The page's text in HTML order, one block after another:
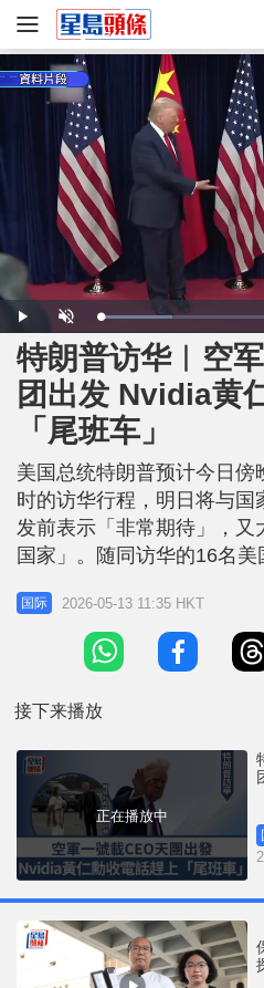
P
l
a
y
U
n
m
u
t
e
L
o
d
e
d
:
2
9
.
3
9
特朗普访华︱空
团出发 Nvidia黄
「尾班车」
美国总统特朗普预计今日
时的访华行程，明日将与国
发前表示「非常期待」，又
国家」。随同访华的16名
与特朗普闹翻的特斯拉行
波音等企业CEO。早前有
裁黄仁勋未获邀，但路透社
拉斯加登上空军一号，随团
国际 2026-05-13 11:35 HKT
接下来播放
正在播放中
团